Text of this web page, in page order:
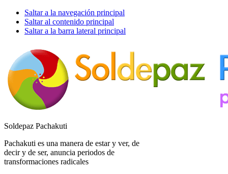
Saltar a la navegación principal
Saltar al contenido principal
Saltar a la barra lateral principal
Soldepaz Pachakuti
Pachakuti es una manera de estar y ver, de
decir y de ser, anuncia periodos de
transformaciones radicales